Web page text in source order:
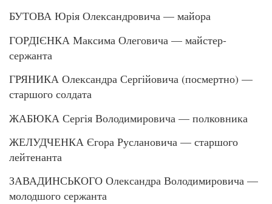
БУТОВА Юрія Олександровича — майора
ГОРДІЄНКА Максима Олеговича — майстер-
сержанта
ГРЯНИКА Олександра Сергійовича (посмертно) —
старшого солдата
ЖАБЮКА Сергія Володимировича — полковника
ЖЕЛУДЧЕНКА Єгора Руслановича — старшого
лейтенанта
ЗАВАДИНСЬКОГО Олександра Володимировича —
молодшого сержанта